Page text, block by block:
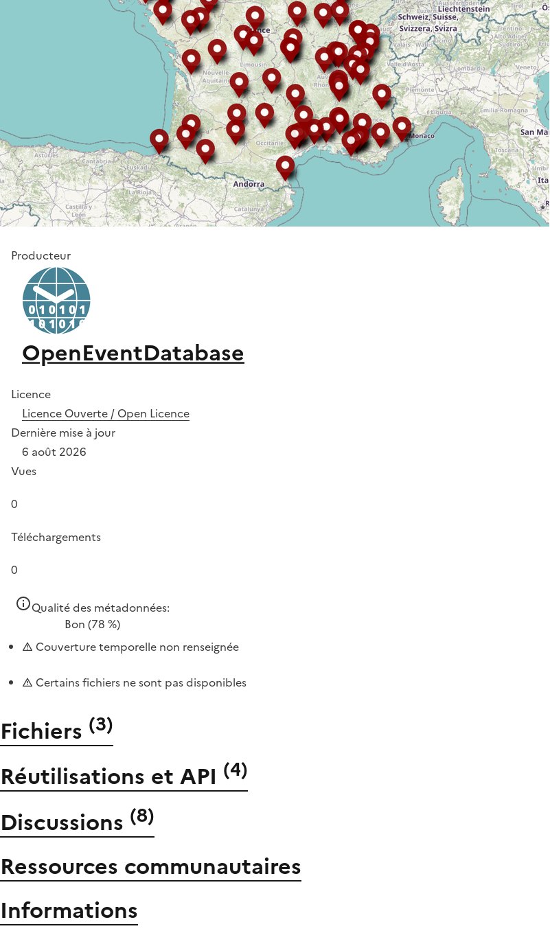
Producteur
OpenEventDatabase
Licence
Licence Ouverte / Open Licence
Dernière mise à jour
6 août 2026
Vues
0
Téléchargements
0
Qualité des métadonnées:
Bon (78 %)
Couverture temporelle non renseignée
Certains fichiers ne sont pas disponibles
Fichiers (3)
Réutilisations et API (4)
Discussions (8)
Ressources communautaires
Informations